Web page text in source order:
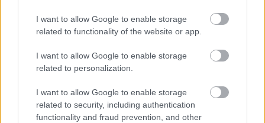
I want to allow Google to enable storage
related to functionality of the website or app.
I want to allow Google to enable storage
related to personalization.
I want to allow Google to enable storage
related to security, including authentication
functionality and fraud prevention, and other
TOVÁBB OLVASOM
JNSZ megyei hírek 4-es főút , közlekedők rakomány,roncs
,törökszentmiklós,tószegi út
Bejegyzés
navigáció
Régebbi bejegyzések